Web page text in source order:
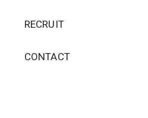
RECRUIT
CONTACT